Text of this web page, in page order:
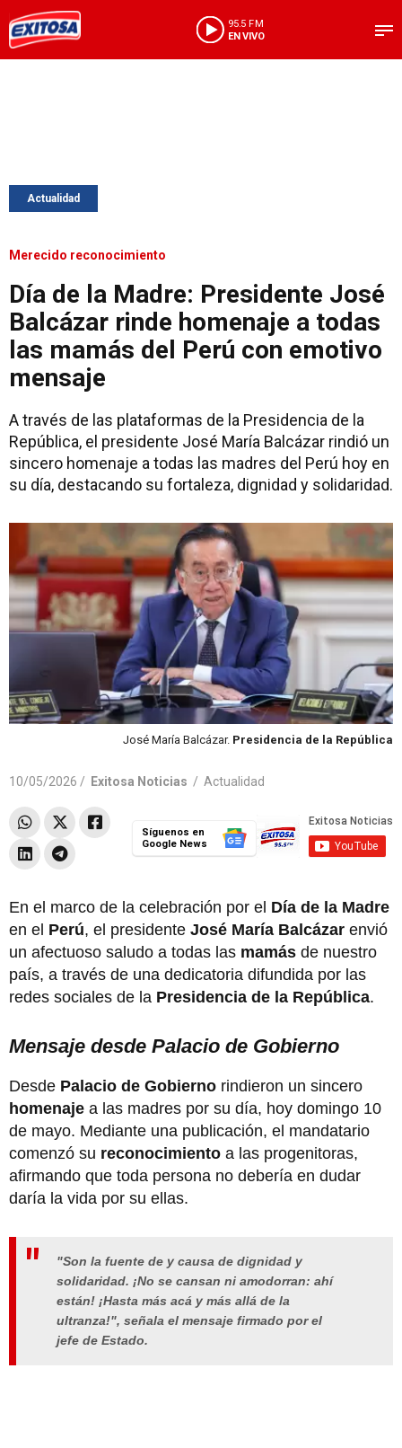
95.5 FM
EN VIVO
Actualidad
Merecido reconocimiento
Día de la Madre: Presidente José
Balcázar rinde homenaje a todas
las mamás del Perú con emotivo
mensaje
A través de las plataformas de la Presidencia de la
República, el presidente José María Balcázar rindió un
sincero homenaje a todas las madres del Perú hoy en
su día, destacando su fortaleza, dignidad y solidaridad.
José María Balcázar. Presidencia de la República
10/05/2026 / Exitosa Noticias / Actualidad
Síguenos en
Google News
En el marco de la celebración por el Día de la Madre
en el Perú, el presidente José María Balcázar envió
un afectuoso saludo a todas las mamás de nuestro
país, a través de una dedicatoria difundida por las
redes sociales de la Presidencia de la República.
Mensaje desde Palacio de Gobierno
Desde Palacio de Gobierno rindieron un sincero
homenaje a las madres por su día, hoy domingo 10
de mayo. Mediante una publicación, el mandatario
comenzó su reconocimiento a las progenitoras,
afirmando que toda persona no debería en dudar
daría la vida por su ellas.
"Son la fuente de y causa de dignidad y
solidaridad. ¡No se cansan ni amodorran: ahí
están! ¡Hasta más acá y más allá de la
ultranza!", señala el mensaje firmado por el
jefe de Estado.